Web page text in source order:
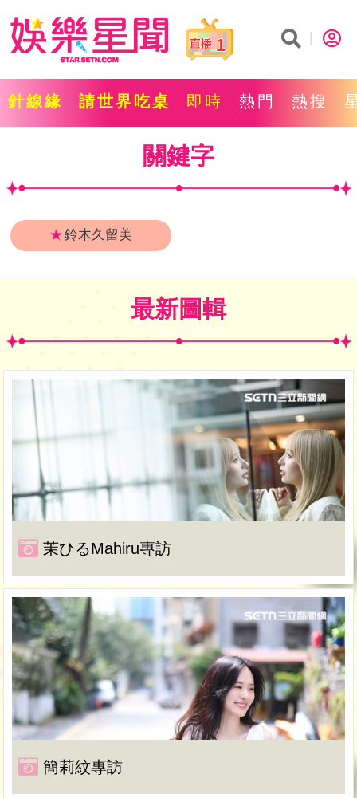
1
針線緣 請世界吃桌 即時 熱門 熱搜
關鍵字
★鈴木久留美
最新圖輯
茉ひるMahiru專訪
簡莉紋專訪